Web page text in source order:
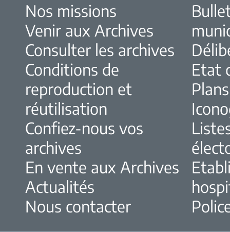
Nos missions
Venir aux Archives
Consulter les archives
Conditions de
reproduction et
réutilisation
Confiez-nous vos
archives
En vente aux Archives
Actualités
Nous contacter
Etat
Plans